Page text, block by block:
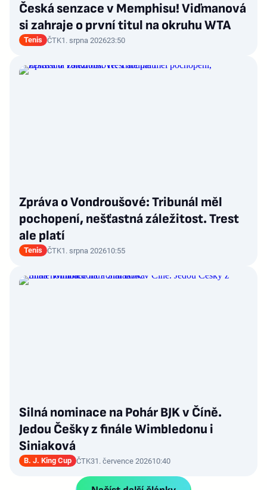
Česká senzace v Memphisu! Viďmanová
si zahraje o první titul na okruhu WTA
Tenis ČTK1. srpna 202623:50
Zpráva o Vondroušové: Tribunál měl
pochopení, nešťastná záležitost. Trest
ale platí
Tenis ČTK1. srpna 202610:55
Silná nominace na Pohár BJK v Číně.
Jedou Češky z finále Wimbledonu i
Siniaková
B. J. King Cup ČTK31. července 202610:40